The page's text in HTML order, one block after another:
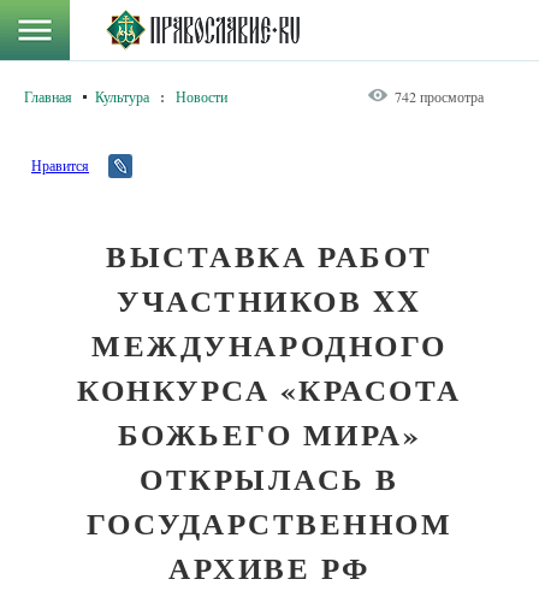
Главная Культура : Новости 742 просмотра
Нравится
ВЫСТАВКА РАБОТ
УЧАСТНИКОВ XX
МЕЖДУНАРОДНОГО
КОНКУРСА «КРАСОТА
БОЖЬЕГО МИРА»
ОТКРЫЛАСЬ В
ГОСУДАРСТВЕННОМ
АРХИВЕ РФ